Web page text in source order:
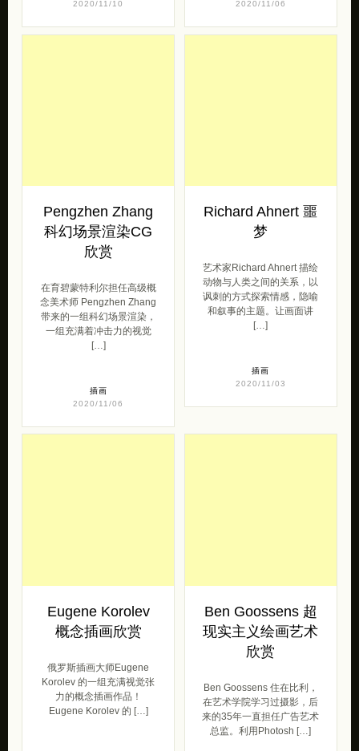
2020/11/10
2020/11/06
Pengzhen Zhang
科幻场景渲染CG
欣赏
在育碧蒙特利尔担任高级概
念美术师 Pengzhen Zhang
带来的一组科幻场景渲染，
一组充满着冲击力的视觉
[…]
插画
2020/11/06
Richard Ahnert 噩
梦
艺术家Richard Ahnert 描绘
动物与人类之间的关系，以
讽刺的方式探索情感，隐喻
和叙事的主题。让画面讲
[…]
插画
2020/11/03
Eugene Korolev
概念插画欣赏
俄罗斯插画大师Eugene
Korolev 的一组充满视觉张
力的概念插画作品！
Eugene Korolev 的 […]
Ben Goossens 超
现实主义绘画艺术
欣赏
Ben Goossens 住在比利，
在艺术学院学习过摄影，后
来的35年一直担任广告艺术
总监。利用Photosh […]